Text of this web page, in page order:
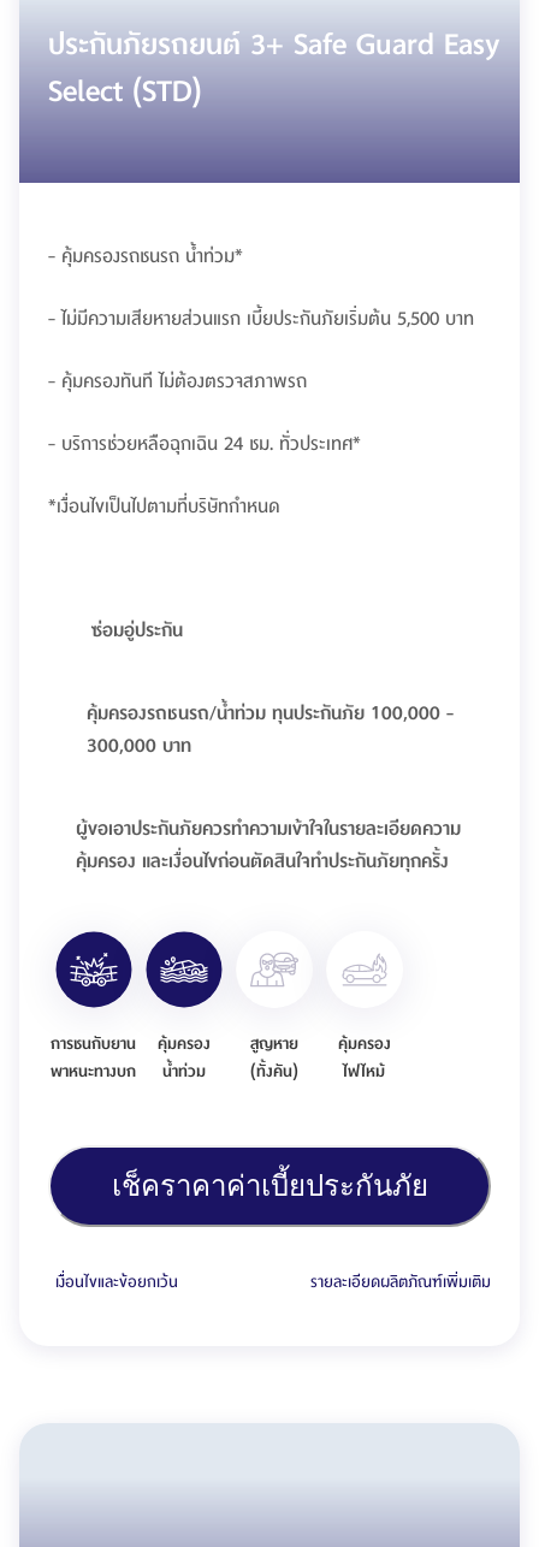
ประกันภัยรถยนต์ 3+ Safe Guard Easy
Select (STD)
- คุ้มครองรถชนรถ น้ำท่วม*
- ไม่มีความเสียหายส่วนแรก เบี้ยประกันภัยเริ่มต้น 5,500 บาท
- คุ้มครองทันที ไม่ต้องตรวจสภาพรถ
- บริการช่วยหลือฉุกเฉิน 24 ชม. ทั่วประเทศ*
*เงื่อนไขเป็นไปตามที่บริษัทกำหนด
ซ่อมอู่ประกัน
คุ้มครองรถชนรถ/น้ำท่วม ทุนประกันภัย 100,000 -
300,000 บาท
ผู้ขอเอาประกันภัยควรทำความเข้าใจในรายละเอียดความ
คุ้มครอง และเงื่อนไขก่อนตัดสินใจทำประกันภัยทุกครั้ง
การชนกับยาน
พาหนะทางบก
คุ้มครอง
น้ำท่วม
สูญหาย
(ทั้งคัน)
คุ้มครอง
ไฟไหม้
เช็คราคาค่าเบี้ยประกันภัย
เงื่อนไขและข้อยกเว้น รายละเอียดผลิตภัณฑ์เพิ่มเติม